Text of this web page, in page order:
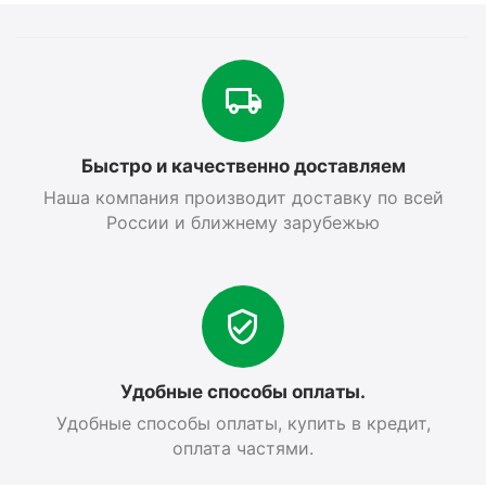
Быстро и качественно доставляем
Наша компания производит доставку по всей
России и ближнему зарубежью
Удобные способы оплаты.
Удобные способы оплаты, купить в кредит,
оплата частями.